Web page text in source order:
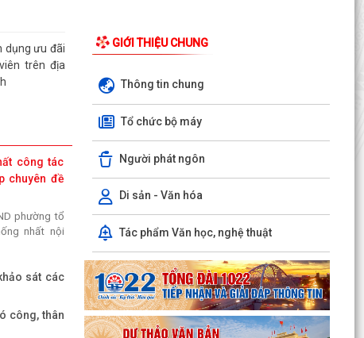
dụng ưu đãi
trên địa
nhất
HĐND
Kinh
nạp đoàn
Kinh kiểm
sát, đo
công tác
chuyên đề
phường tổ
nhất nội
sát các
công, thân
GIỚI THIỆU CHUNG
Thông tin chung
Tổ chức bộ máy
Người phát ngôn
Di sản - Văn hóa
Tác phẩm Văn học, nghệ thuật